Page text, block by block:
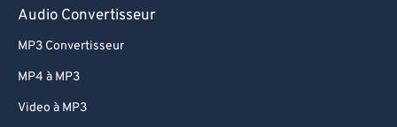
Audio Convertisseur
MP3 Convertisseur
MP4 à MP3
Video à MP3